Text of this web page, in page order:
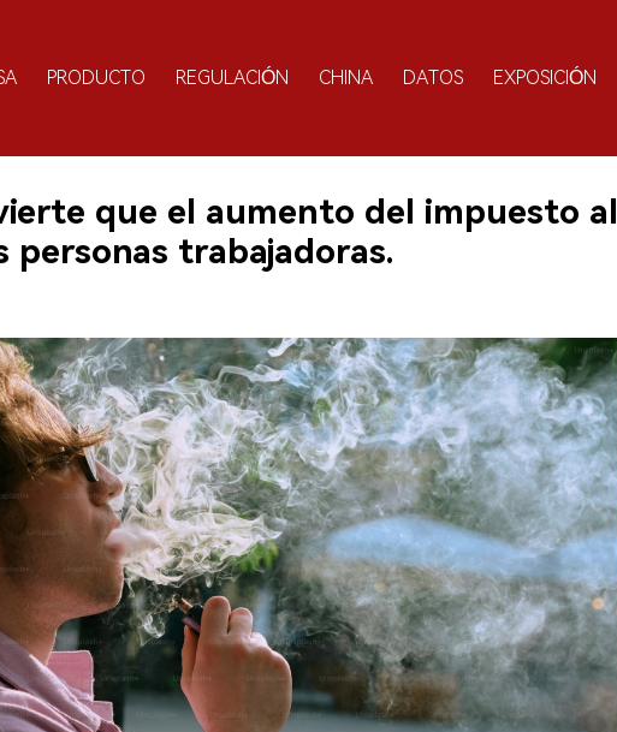
PRODUCTO REGULACIÓN CHINA DATOS EXPOSICIÓN
que el aumento del impuesto al
personas trabajadoras.